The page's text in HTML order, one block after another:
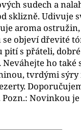
sudech a
sklizně. Udivuje
aroma
objeví dřevité
pití s přáteli,
Neváhejte ho také
tvrdými sýry
Pozn.: Novinkou